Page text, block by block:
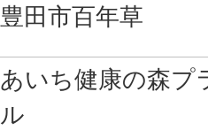
豊田市百年草
あいち健康の森プ
ル